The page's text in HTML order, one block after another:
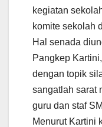
kegiatan
komite sekolah
Hal senada
Pangkep
dengan topik
sangatlah sarat
guru dan staf
Menurut Kartini